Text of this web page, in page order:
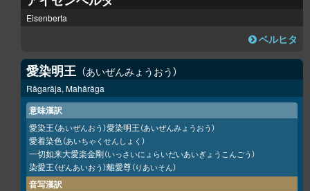
Eisenberta
ベルヒタ
愛染明王 あいぜんみょうおう
Rāgarāja, Mahārāga
意味漢訳
愛染王（あいぜんおう）愛染明王（あいぜんみょうおう）
愛着染色（あいちゃくせんしょく）
一切如来大愛楽金剛（いっさいにょらいだいあいぎょうこんごう）
染愛王（ぜんあいおう）離愛尊（りあいそん）
音写漢訳